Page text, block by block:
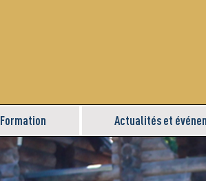
Formation Actualités et